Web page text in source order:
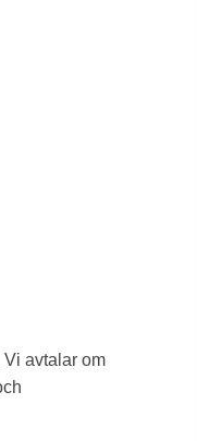
avtalar om